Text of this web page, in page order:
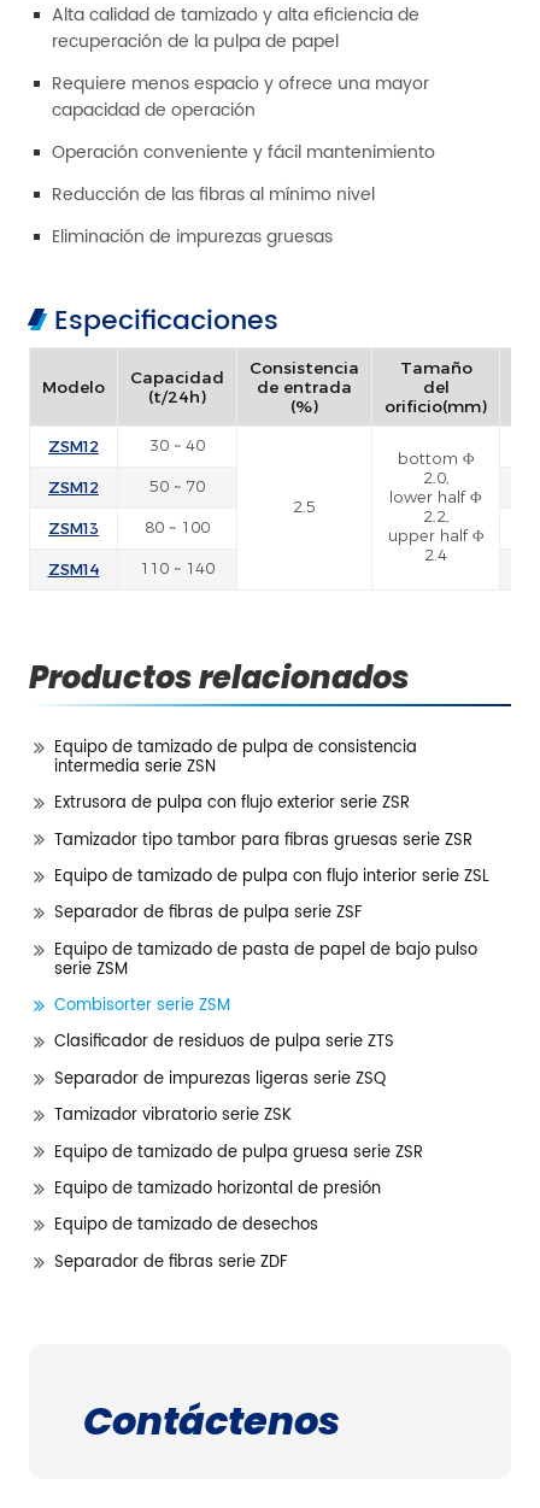
Alta calidad de tamizado y alta eficiencia de
recuperación de la pulpa de papel
Requiere menos espacio y ofrece una mayor
capacidad de operación
Operación conveniente y fácil mantenimiento
Reducción de las fibras al mínimo nivel
Eliminación de impurezas gruesas
Especificaciones
Modelo
Capacidad
(t/24h)
Consistencia
de entrada
(%)
Tamaño
del
orificio(mm)
ZSM12 30 ~ 40
2.5
bottom Φ
2.0,
lower half Φ
2.2,
upper half Φ
2.4
ZSM12 50 ~ 70
ZSM13 80 ~ 100
ZSM14 110 ~ 140
Productos relacionados
Equipo de tamizado de pulpa de consistencia
intermedia serie ZSN
Extrusora de pulpa con flujo exterior serie ZSR
Tamizador tipo tambor para fibras gruesas serie ZSR
Equipo de tamizado de pulpa con flujo interior serie ZSL
Separador de fibras de pulpa serie ZSF
Equipo de tamizado de pasta de papel de bajo pulso
serie ZSM
Combisorter serie ZSM
Clasificador de residuos de pulpa serie ZTS
Separador de impurezas ligeras serie ZSQ
Tamizador vibratorio serie ZSK
Equipo de tamizado de pulpa gruesa serie ZSR
Equipo de tamizado horizontal de presión
Equipo de tamizado de desechos
Separador de fibras serie ZDF
Contáctenos